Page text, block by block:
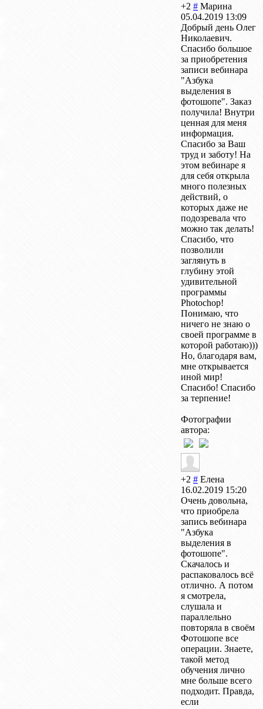
+2 # Марина
05.04.2019 13:09
Добрый день Олег
Николаевич.
Спасибо большое
за приобретения
записи вебинара
"Азбука
выделения в
фотошопе". Заказ
получила! Внутри
ценная для меня
информация.
Спасибо за Ваш
труд и заботу! На
этом вебинаре я
для себя открыла
много полезных
действий, о
которых даже не
подозревала что
можно так делать!
Спасибо, что
позволили
заглянуть в
глубину этой
удивительной
программы
Photochop!
Понимаю, что
ничего не знаю о
своей программе в
которой работаю)))
Но, благодаря вам,
мне открывается
иной мир!
Спасибо! Спасибо
за терпение!
Фотографии
автора:
+2 # Елена
16.02.2019 15:20
Очень довольна,
что приобрела
запись вебинара
"Азбука
выделения в
фотошопе".
Скачалось и
распаковалось всё
отлично. А потом
я смотрела,
слушала и
параллельно
повторяла в своём
Фотошопе все
операции. Знаете,
такой метод
обучения лично
мне больше всего
подходит. Правда,
если